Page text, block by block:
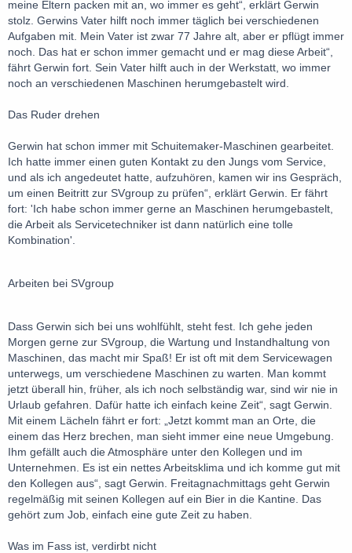
meine Eltern packen mit an, wo immer es geht“, erklärt Gerwin
stolz. Gerwins Vater hilft noch immer täglich bei verschiedenen
Aufgaben mit. Mein Vater ist zwar 77 Jahre alt, aber er pflügt immer
noch. Das hat er schon immer gemacht und er mag diese Arbeit“,
fährt Gerwin fort. Sein Vater hilft auch in der Werkstatt, wo immer
noch an verschiedenen Maschinen herumgebastelt wird.
Das Ruder drehen
Gerwin hat schon immer mit Schuitemaker-Maschinen gearbeitet.
Ich hatte immer einen guten Kontakt zu den Jungs vom Service,
und als ich angedeutet hatte, aufzuhören, kamen wir ins Gespräch,
um einen Beitritt zur SVgroup zu prüfen“, erklärt Gerwin. Er fährt
fort: 'Ich habe schon immer gerne an Maschinen herumgebastelt,
die Arbeit als Servicetechniker ist dann natürlich eine tolle
Kombination'.
Arbeiten bei SVgroup
Dass Gerwin sich bei uns wohlfühlt, steht fest. Ich gehe jeden
Morgen gerne zur SVgroup, die Wartung und Instandhaltung von
Maschinen, das macht mir Spaß! Er ist oft mit dem Servicewagen
unterwegs, um verschiedene Maschinen zu warten. Man kommt
jetzt überall hin, früher, als ich noch selbständig war, sind wir nie in
Urlaub gefahren. Dafür hatte ich einfach keine Zeit“, sagt Gerwin.
Mit einem Lächeln fährt er fort: „Jetzt kommt man an Orte, die
einem das Herz brechen, man sieht immer eine neue Umgebung.
Ihm gefällt auch die Atmosphäre unter den Kollegen und im
Unternehmen. Es ist ein nettes Arbeitsklima und ich komme gut mit
den Kollegen aus“, sagt Gerwin. Freitagnachmittags geht Gerwin
regelmäßig mit seinen Kollegen auf ein Bier in die Kantine. Das
gehört zum Job, einfach eine gute Zeit zu haben.
Was im Fass ist, verdirbt nicht